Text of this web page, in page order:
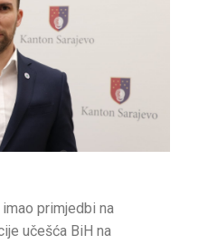
primjedbi na
učešća BiH na